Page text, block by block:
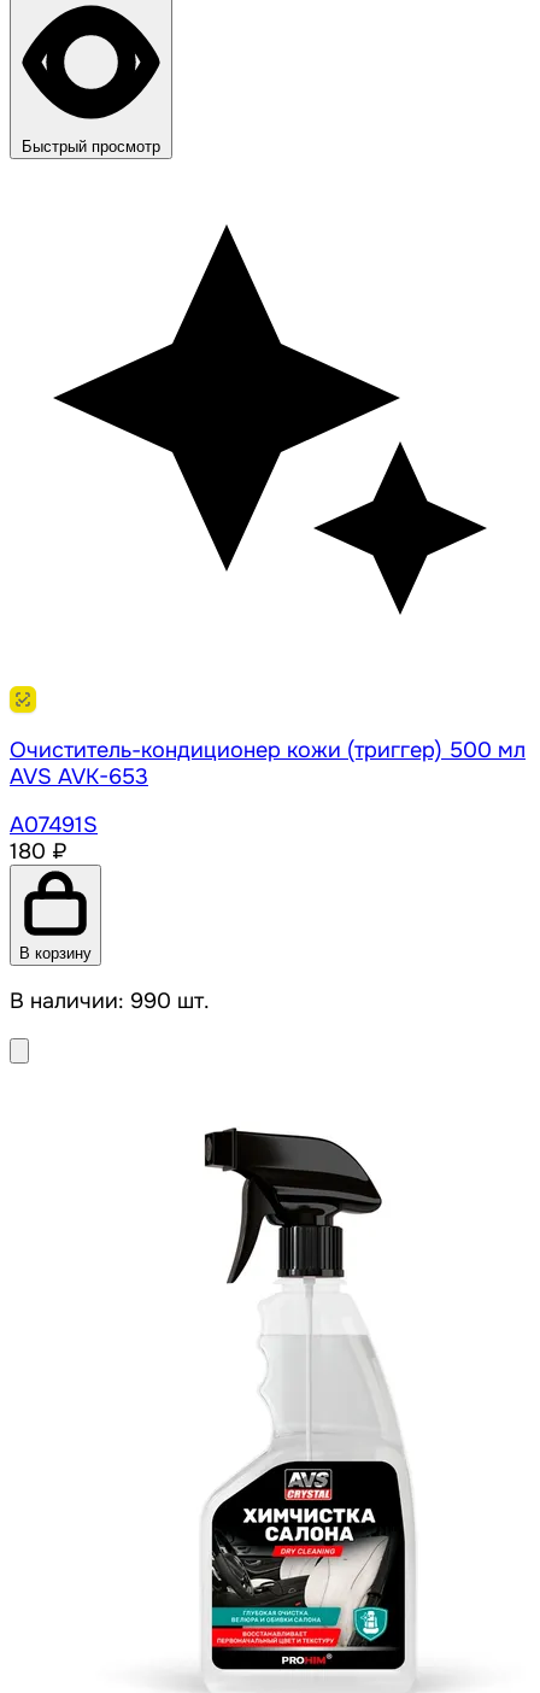
Быстрый просмотр
Очиститель-кондиционер кожи (триггер) 500 мл
AVS AVK-653
A07491S
180 ₽
В корзину
В наличии: 990 шт.